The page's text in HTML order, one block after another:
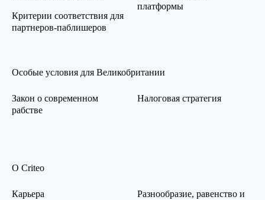
Критерии соответствия для
партнеров-паблишеров
платформы
Особые условия для Великобритании
Закон о современном
рабстве
Налоговая стратегия
О Criteo
Карьера
Разнообразие, равенство и